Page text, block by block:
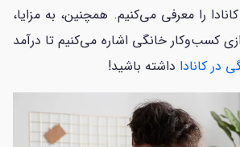
را معرفی می‌کنیم. همچنین، به مزایا،
کسب‌وکار خانگی اشاره می‌کنیم تا درآمد
در کانادا داشته باشید!